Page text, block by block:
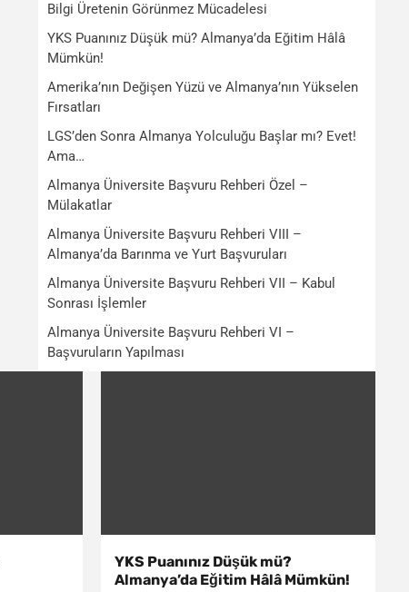
Bilgi Üretenin Görünmez Mücadelesi
YKS Puanınız Düşük mü? Almanya’da Eğitim Hâlâ
Mümkün!
Amerika’nın Değişen Yüzü ve Almanya’nın Yükselen
Fırsatları
LGS’den Sonra Almanya Yolculuğu Başlar mı? Evet!
Ama…
Almanya Üniversite Başvuru Rehberi Özel –
Mülakatlar
Almanya Üniversite Başvuru Rehberi VIII –
Almanya’da Barınma ve Yurt Başvuruları
Almanya Üniversite Başvuru Rehberi VII – Kabul
Sonrası İşlemler
Almanya Üniversite Başvuru Rehberi VI –
Başvuruların Yapılması
YKS Puanınız Düşük mü?
Almanya’da Eğitim Hâlâ Mümkün!